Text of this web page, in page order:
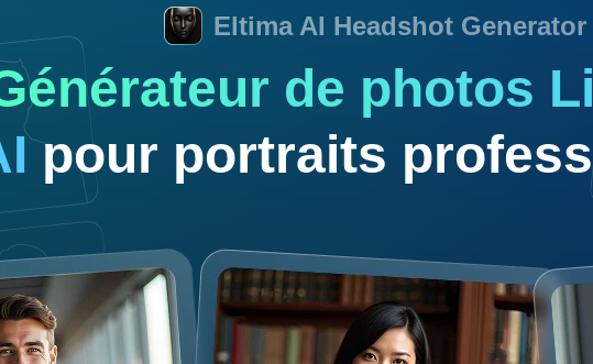
Eltima AI Headshot Generator
de photos
pour portraits